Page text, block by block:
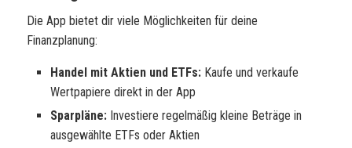
Die App bietet dir viele Möglichkeiten für deine
Finanzplanung:
Handel mit Aktien und ETFs: Kaufe und verkaufe
Wertpapiere direkt in der App
Sparpläne: Investiere regelmäßig kleine Beträge in
ausgewählte ETFs oder Aktien